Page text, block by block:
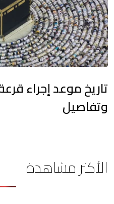
وتفاصيل
الأكثر مشاهدة